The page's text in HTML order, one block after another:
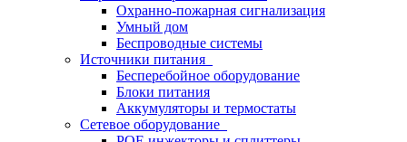
Охранно-пожарная сигнализация
Умный дом
Беспроводные системы
Источники питания
Бесперебойное оборудование
Блоки питания
Аккумуляторы и термостаты
Сетевое оборудование